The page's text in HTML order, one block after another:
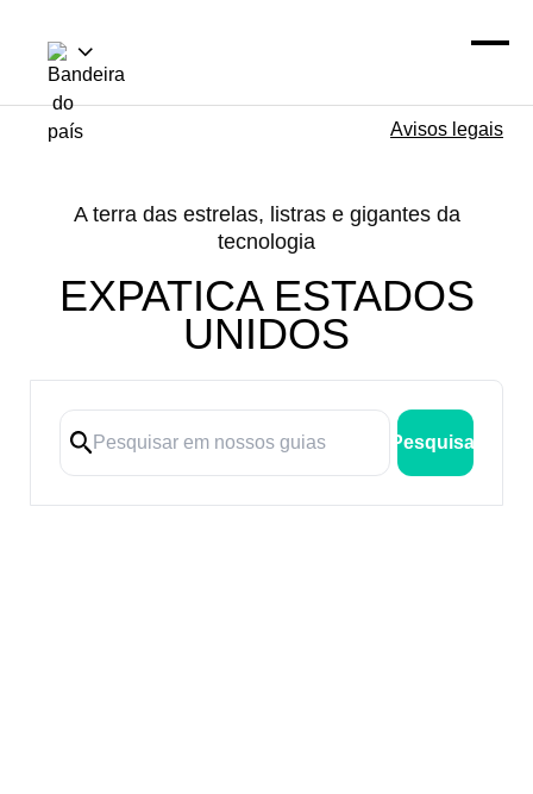
Avisos legais
A terra das estrelas, listras e gigantes da
tecnologia
EXPATICA ESTADOS
UNIDOS
Pesquisar